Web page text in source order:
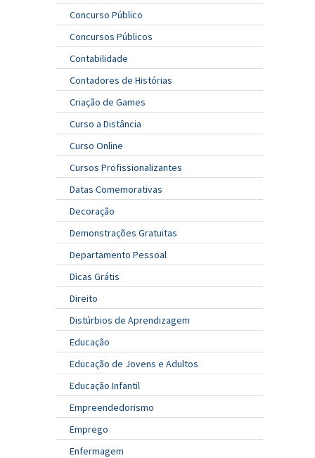
Concurso Público
Concursos Públicos
Contabilidade
Contadores de Histórias
Criação de Games
Curso a Distância
Curso Online
Cursos Profissionalizantes
Datas Comemorativas
Decoração
Demonstrações Gratuitas
Departamento Pessoal
Dicas Grátis
Direito
Distúrbios de Aprendizagem
Educação
Educação de Jovens e Adultos
Educação Infantil
Empreendedorismo
Emprego
Enfermagem